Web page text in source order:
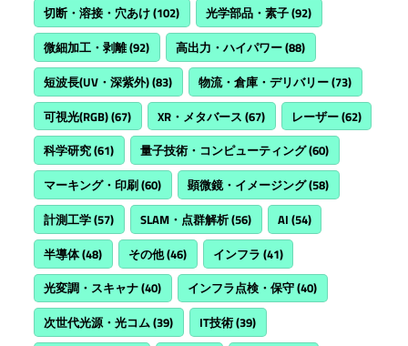
切断・溶接・穴あけ(102) 光学部品・素子(92)
微細加工・剥離(92) 高出力・ハイパワー(88)
短波長(UV・深紫外)(83) 物流・倉庫・デリバリー(73)
可視光(RGB)(67) XR・メタバース (67) レーザー(62)
科学研究(61) 量子技術・コンピューティング(60)
マーキング・印刷(60) 顕微鏡・イメージング(58)
計測工学(57) SLAM・点群解析(56) AI (54)
半導体(48) その他(46) インフラ (41)
光変調・スキャナ(40) インフラ点検・保守(40)
次世代光源・光コム(39) IT技術(39)